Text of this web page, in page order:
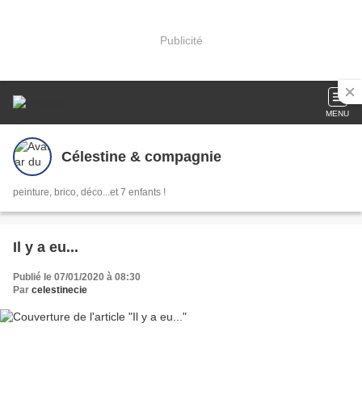
Publicité
MENU
Célestine & compagnie
peinture, brico, déco...et 7 enfants !
Il y a eu...
Publié le 07/01/2020 à 08:30
Par celestinecie